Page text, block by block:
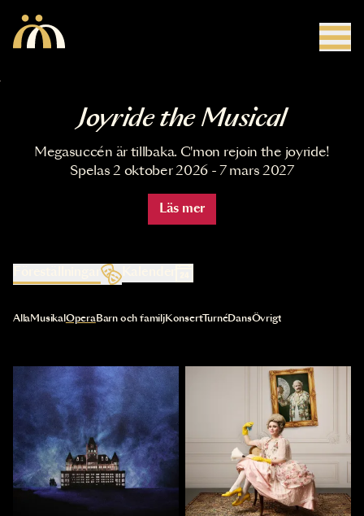
Joyride the Musical
Megasuccén är tillbaka. C'mon rejoin the joyride!
Spelas 2 oktober 2026 - 7 mars 2027
Läs mer
Kalender
Val av kategori uppdaterar innehållet automatiskt
AllaMusikal OperaBarn och familjKonsertTurnéDansÖvrigt